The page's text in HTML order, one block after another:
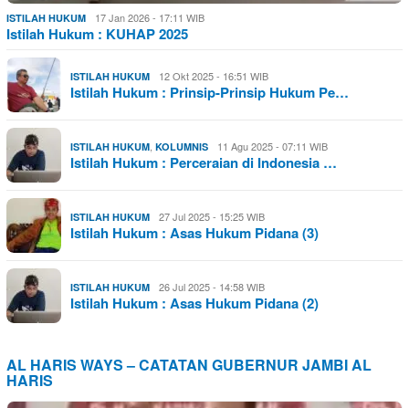
ISTILAH HUKUM 17 Jan 2026 - 17:11 WIB
Istilah Hukum : KUHAP 2025
ISTILAH HUKUM 12 Okt 2025 - 16:51 WIB
Istilah Hukum : Prinsip-Prinsip Hukum Pe…
ISTILAH HUKUM, KOLUMNIS 11 Agu 2025 - 07:11 WIB
Istilah Hukum : Perceraian di Indonesia …
ISTILAH HUKUM 27 Jul 2025 - 15:25 WIB
Istilah Hukum : Asas Hukum Pidana (3)
ISTILAH HUKUM 26 Jul 2025 - 14:58 WIB
Istilah Hukum : Asas Hukum Pidana (2)
AL HARIS WAYS – CATATAN GUBERNUR JAMBI AL
HARIS